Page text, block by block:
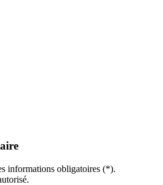
informations obligatoires (*).